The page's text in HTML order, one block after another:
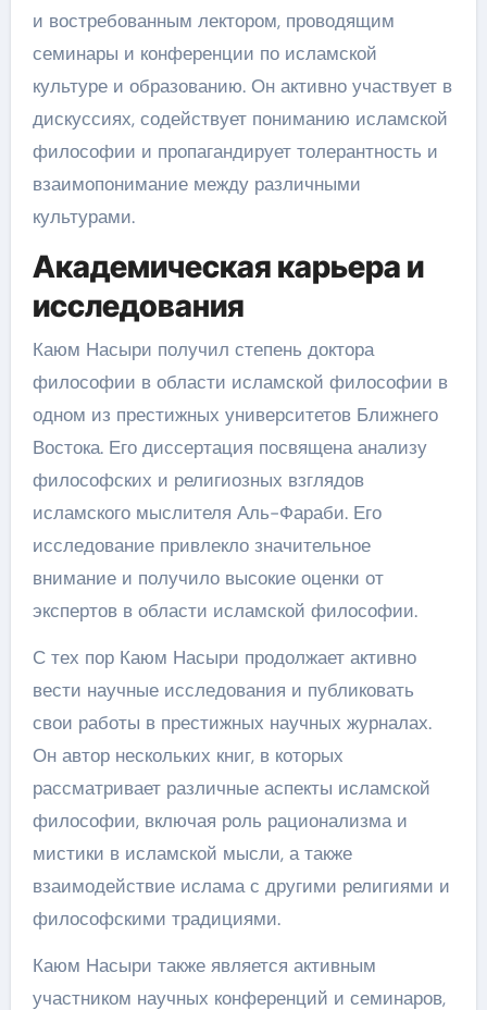
и востребованным лектором, проводящим
семинары и конференции по исламской
культуре и образованию. Он активно участвует в
дискуссиях, содействует пониманию исламской
философии и пропагандирует толерантность и
взаимопонимание между различными
культурами.
Академическая карьера и
исследования
Каюм Насыри получил степень доктора
философии в области исламской философии в
одном из престижных университетов Ближнего
Востока. Его диссертация посвящена анализу
философских и религиозных взглядов
исламского мыслителя Аль-Фараби. Его
исследование привлекло значительное
внимание и получило высокие оценки от
экспертов в области исламской философии.
С тех пор Каюм Насыри продолжает активно
вести научные исследования и публиковать
свои работы в престижных научных журналах.
Он автор нескольких книг, в которых
рассматривает различные аспекты исламской
философии, включая роль рационализма и
мистики в исламской мысли, а также
взаимодействие ислама с другими религиями и
философскими традициями.
Каюм Насыри также является активным
участником научных конференций и семинаров,